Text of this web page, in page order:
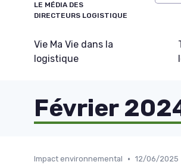
LE MÉDIA DES
DIRECTEURS LOGISTIQUE
Vie Ma Vie dans la
logistique
Février
Impact environnemental • 12/06/2025